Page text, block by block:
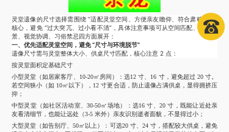
灵堂遗像的尺寸选择需围绕 “适配灵堂空间、方便亲友瞻仰、符合肃穆氛围”
核心，避免 “过大突兀、过小看不清”，具体注意事项可从 空间匹配、使用场
景、视觉协调、习俗禁忌四方面展开：
一、优先适配灵堂空间，避免 “尺寸与环境脱节”
遗像尺寸需与灵堂整体大小、供桌尺寸匹配，核心注意 2 点：
按灵堂面积定基础尺寸
小型灵堂（如居家客厅、10-20㎡房间）：选12 寸、16 寸，避免超过 20 寸。
若空间狭小（如 10㎡以下），12 寸更合适，防止遗像占满供桌，显得拥挤压
抑；
中型灵堂（如社区活动室、30-50㎡场地）：选16 寸、20 寸 ，既能让近处亲
友看清细节，也能让远处（3-5 米外）亲友识别逝者面貌，不显得过小；
大型灵堂（如告别厅、50㎡以上）：可选20 寸、24 寸，搭配较大供桌，避免